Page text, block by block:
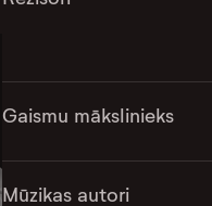
Gaismu mākslinieks
Mūzikas autori